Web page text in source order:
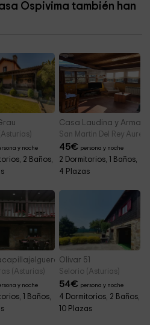
4,0 km
Ospivima también han
y noche
2 Baños,
Casa Laudina y
San Martin Del Rey
45€ persona y noche
2 Dormitorios, 1 Baños,
4 Plazas
(Asturias)
y noche
1 Baños,
Olivar 51
Selorio (Asturias)
54€ persona y noche
4 Dormitorios, 2 Baños,
10 Plazas